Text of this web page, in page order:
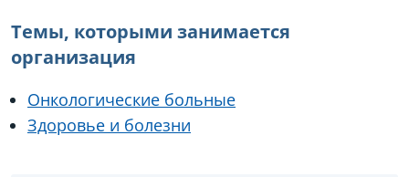
Темы, которыми занимается
организация
Онкологические больные
Здоровье и болезни